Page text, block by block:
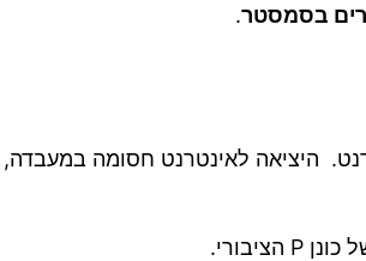
בסמסטר.
היציאה לאינטרנט חסומה במעבדה,